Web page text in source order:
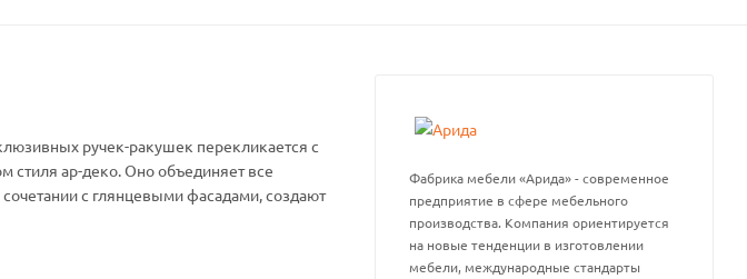
ручек-ракушек перекликается с
стиля ар-деко. Оно объединяет все
с глянцевыми фасадами, создают
Фабрика мебели «Арида» - современное
предприятие в сфере мебельного
производства. Компания ориентируется
на новые тенденции в изготовлении
мебели, международные стандарты